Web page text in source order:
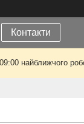
Контакти
найближчого